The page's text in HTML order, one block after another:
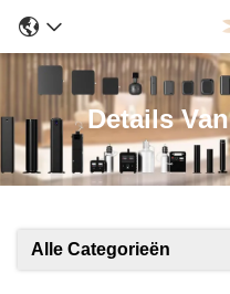
Details
Alle Categorieën